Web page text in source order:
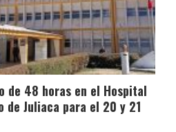
de 48 horas en el Hospital
de Juliaca para el 20 y 21